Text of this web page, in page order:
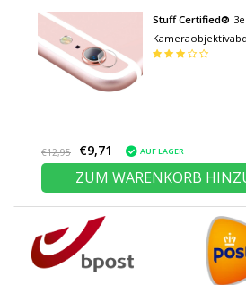
Stuff Certified®
gehärtetem Glas -
€12,95 €9,71 AUF LAGER
ZUM WARENKORB